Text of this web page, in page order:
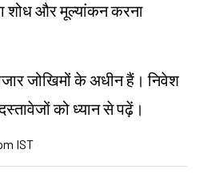
शोध और मूल्यांकन करना
जोखिमों के अधीन हैं। निवेश
को ध्यान से पढ़ें।
IST